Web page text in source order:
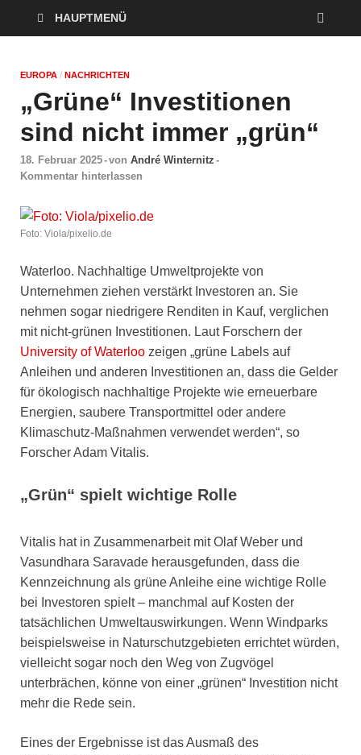
HAUPTMENÜ
EUROPA / NACHRICHTEN
„Grüne“ Investitionen
sind nicht immer „grün“
18. Februar 2025-von André Winternitz -
Kommentar hinterlassen
Foto: Viola/pixelio.de
Waterloo. Nachhaltige Umweltprojekte von
Unternehmen ziehen verstärkt Investoren an. Sie
nehmen sogar niedrigere Renditen in Kauf, verglichen
mit nicht-grünen Investitionen. Laut Forschern der
University of Waterloo zeigen „grüne Labels auf
Anleihen und anderen Investitionen an, dass die Gelder
für ökologisch nachhaltige Projekte wie erneuerbare
Energien, saubere Transportmittel oder andere
Klimaschutz-Maßnahmen verwendet werden“, so
Forscher Adam Vitalis.
„Grün“ spielt wichtige Rolle
Vitalis hat in Zusammenarbeit mit Olaf Weber und
Vasundhara Saravade herausgefunden, dass die
Kennzeichnung als grüne Anleihe eine wichtige Rolle
bei Investoren spielt – manchmal auf Kosten der
tatsächlichen Umweltauswirkungen. Wenn Windparks
beispielsweise in Naturschutzgebieten errichtet würden,
vielleicht sogar noch den Weg von Zugvögel
unterbrächen, könne von einer „grünen“ Investition nicht
mehr die Rede sein.
Eines der Ergebnisse ist das Ausmaß des